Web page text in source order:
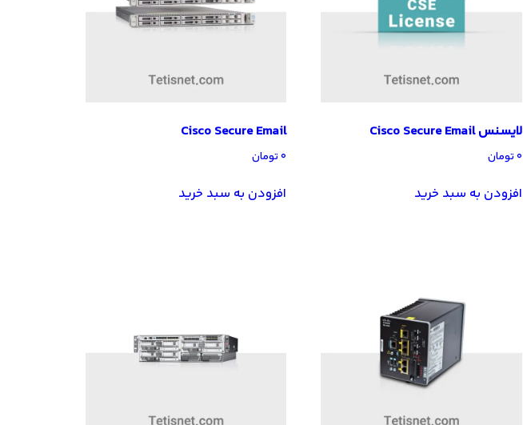
لایسنس Cisco Secure Email
۰تومان
افزودن به سبد خرید
Cisco Secure Email
۰تومان
افزودن به سبد خرید